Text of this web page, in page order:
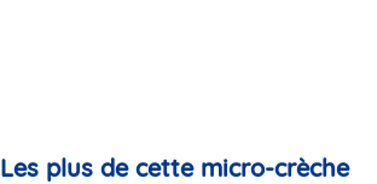
Les plus de cette micro-crèche